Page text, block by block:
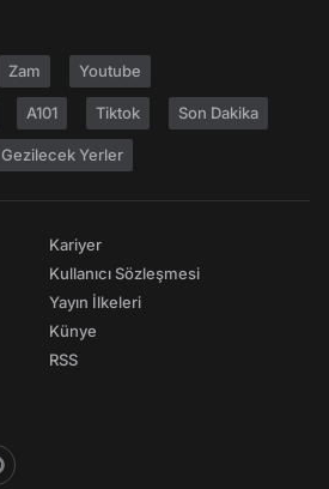
Zam Youtube
A101 Tiktok Son Dakika
Gezilecek Yerler
Kariyer
Kullanıcı Sözleşmesi
Yayın İlkeleri
Künye
RSS